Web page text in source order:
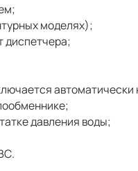
моделях);
диспетчера;
давления воды;